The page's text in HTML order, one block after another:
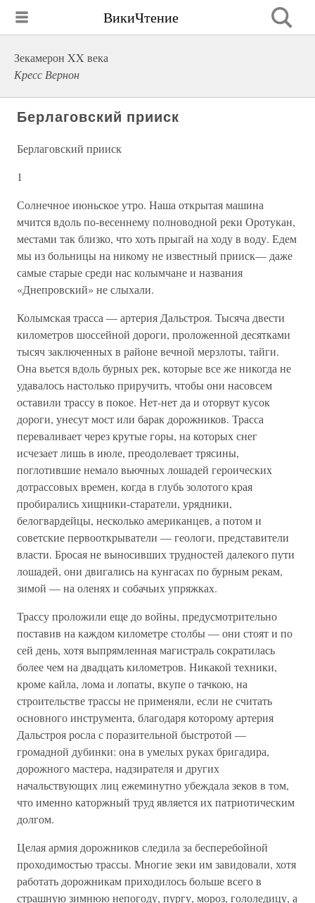
ВикиЧтение
Зекамерон XX века
Кресс Вернон
Берлаговский прииск
Берлаговский прииск
1
Солнечное июньское утро. Наша открытая машина
мчится вдоль по-весеннему полноводной реки Оротукан,
местами так близко, что хоть прыгай на ходу в воду. Едем
мы из больницы на никому не известный прииск— даже
самые старые среди нас колымчане и названия
«Днепровский» не слыхали.
Колымская трасса — артерия Дальстроя. Тысяча двести
километров шоссейной дороги, проложенной десятками
тысяч заключенных в районе вечной мерзлоты, тайги.
Она вьется вдоль бурных рек, которые все же никогда не
удавалось настолько приручить, чтобы они насовсем
оставили трассу в покое. Нет-нет да и оторвут кусок
дороги, унесут мост или барак дорожников. Трасса
переваливает через крутые горы, на которых снег
исчезает лишь в июле, преодолевает трясины,
поглотившие немало вьючных лошадей героических
дотрассовых времен, когда в глубь золотого края
пробирались хищники-старатели, урядники,
белогвардейцы, несколько американцев, а потом и
советские первооткрыватели — геологи, представители
власти. Бросая не выносивших трудностей далекого пути
лошадей, они двигались на кунгасах по бурным рекам,
зимой — на оленях и собачьих упряжках.
Трассу проложили еще до войны, предусмотрительно
поставив на каждом километре столбы — они стоят и по
сей день, хотя выпрямленная магистраль сократилась
более чем на двадцать километров. Никакой техники,
кроме кайла, лома и лопаты, вкупе о тачкою, на
строительстве трассы не применяли, если не считать
основного инструмента, благодаря которому артерия
Дальстроя росла с поразительной быстротой —
громадной дубинки: она в умелых руках бригадира,
дорожного мастера, надзирателя и других
начальствующих лиц ежеминутно убеждала зеков в том,
что именно каторжный труд является их патриотическим
долгом.
Целая армия дорожников следила за бесперебойной
проходимостью трассы. Многие зеки им завидовали, хотя
работать дорожникам приходилось больше всего в
страшную зимнюю непогоду, пургу, мороз, гололедицу, а